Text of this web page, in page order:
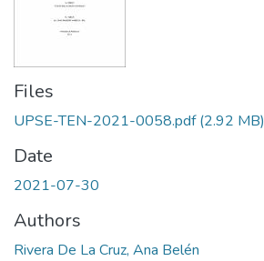
Files
UPSE-TEN-2021-0058.pdf(2.92 MB)
Date
2021-07-30
Authors
Rivera De La Cruz, Ana Belén